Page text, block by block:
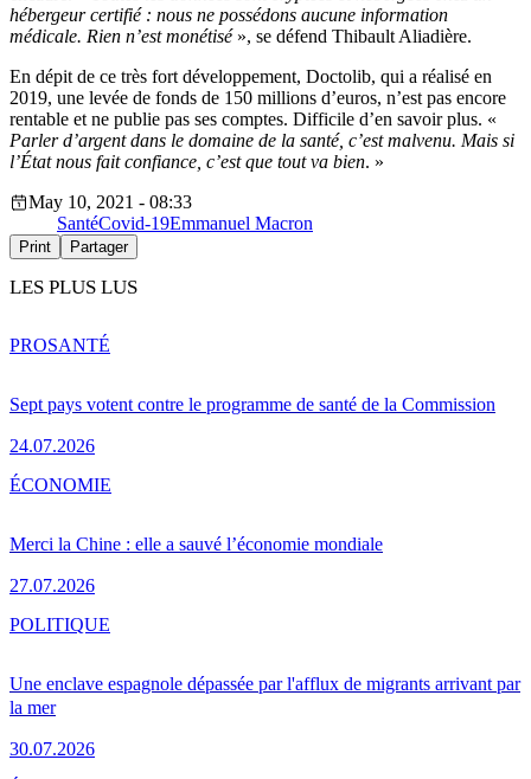
hébergeur certifié : nous ne possédons aucune information
médicale. Rien n’est monétisé», se défend Thibault Aliadière.
En dépit de ce très fort développement, Doctolib, qui a réalisé en
2019, une levée de fonds de 150 millions d’euros, n’est pas encore
rentable et ne publie pas ses comptes. Difficile d’en savoir plus. «
Parler d’argent dans le domaine de la santé, c’est malvenu. Mais si
l’État nous fait confiance, c’est que tout va bien. »
May 10, 2021 - 08:33
SantéCovid-19Emmanuel Macron
Print Partager
LES PLUS LUS
Sept pays votent contre le programme de santé de la Commission
24.07.2026
PROSANTÉ
Merci la Chine : elle a sauvé l’économie mondiale
27.07.2026
ÉCONOMIE
Une enclave espagnole dépassée par l'afflux de migrants arrivant par
la mer
30.07.2026
POLITIQUE